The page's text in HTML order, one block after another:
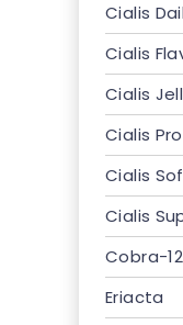
Cialis
Cialis
Cialis
Cialis
Cialis
Cialis
Cobra-
Eriacta